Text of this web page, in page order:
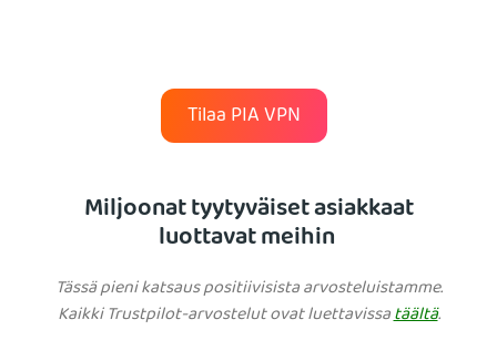
Tilaa PIA VPN
Miljoonat tyytyväiset asiakkaat
luottavat meihin
Tässä pieni katsaus positiivisista arvosteluistamme.
Kaikki Trustpilot-arvostelut ovat luettavissatäältä.